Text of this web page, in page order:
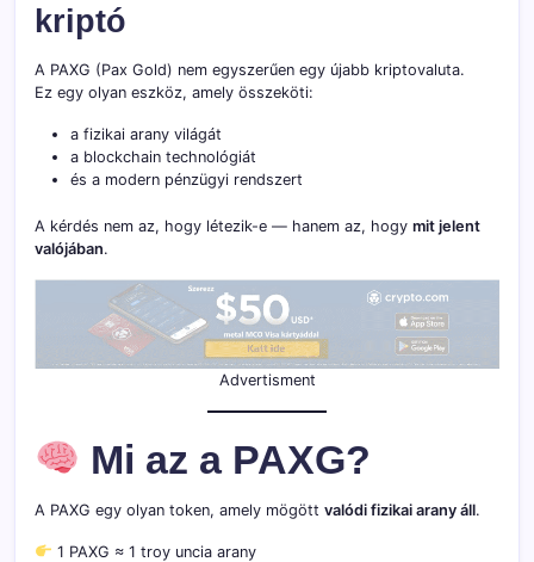
kriptó
A PAXG (Pax Gold) nem egyszerűen egy újabb kriptovaluta.
Ez egy olyan eszköz, amely összeköti:
a fizikai arany világát
a blockchain technológiát
és a modern pénzügyi rendszert
A kérdés nem az, hogy létezik-e — hanem az, hogy mit jelent
valójában.
Advertisment
Mi az a PAXG?
A PAXG egy olyan token, amely mögött valódi fizikai arany áll.
1 PAXG ≈ 1 troy uncia arany